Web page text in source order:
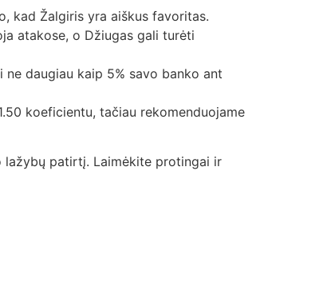
kad Žalgiris yra aiškus favoritas.
atakose, o Džiugas gali turėti
daugiau kaip 5% savo banko ant
koeficientu, tačiau rekomenduojame
lažybų patirtį. Laimėkite protingai ir